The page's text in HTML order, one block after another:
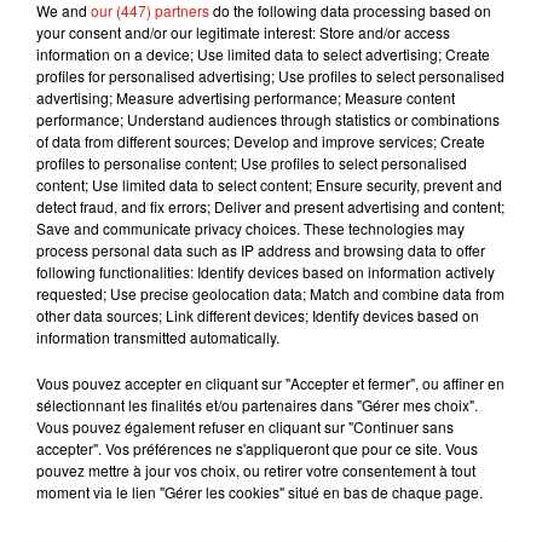
L’an dernier, le parc angevin du végétal et de la biodiversité
avait accueilli 175 000 visiteurs, contre 335 000 en 2019.
Musique
7 août 2026
Julien Lieb s’essaye à la vie de chatelain
dans son nouveau clip
7 août 2026
Madonna sort enfin le remix de « Love
Sensation » avec Kylie Minogue
We and our (447) partnersdo the following data processing based on
your consent and/or our legitimate interest: Store and/or access
information on a device; Use limited data to select advertising; Create
profiles for personalised advertising; Use profiles to select personalised
advertising; Measure advertising performance; Measure content
performance; Understand audiences through statistics or combinations
of data from different sources; Develop and improve services; Create
profiles to personalise content; Use profiles to select personalised
content; Use limited data to select content; Ensure security, prevent and
detect fraud, and fix errors; Deliver and present advertising and content;
Save and communicate privacy choices. These technologies may
process personal data such as IP address and browsing data to offer
following functionalities: Identify devices based on information actively
requested; Use precise geolocation data; Match and combine data from
other data sources; Link different devices; Identify devices based on
information transmitted automatically.
Vous pouvez accepter en cliquant sur "Accepter et fermer", ou affiner en
sélectionnant les finalités et/ou partenaires dans "Gérer mes choix".
Vous pouvez également refuser en cliquant sur "Continuer sans
accepter". Vos préférences ne s'appliqueront que pour ce site. Vous
pouvez mettre à jour vos choix, ou retirer votre consentement à tout
moment via le lien "Gérer les cookies" situé en bas de chaque page.